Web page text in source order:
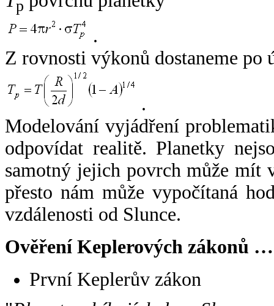
p
.
Z rovnosti výkonů dostaneme po
.
Modelování vyjádření
odpovídat realitě. Planetky
samotný jejich povrch může mít
přesto nám může vypočítaná
vzdálenosti od Slunce.
Ověření Keplerových zákonů …
První Keplerův zákon